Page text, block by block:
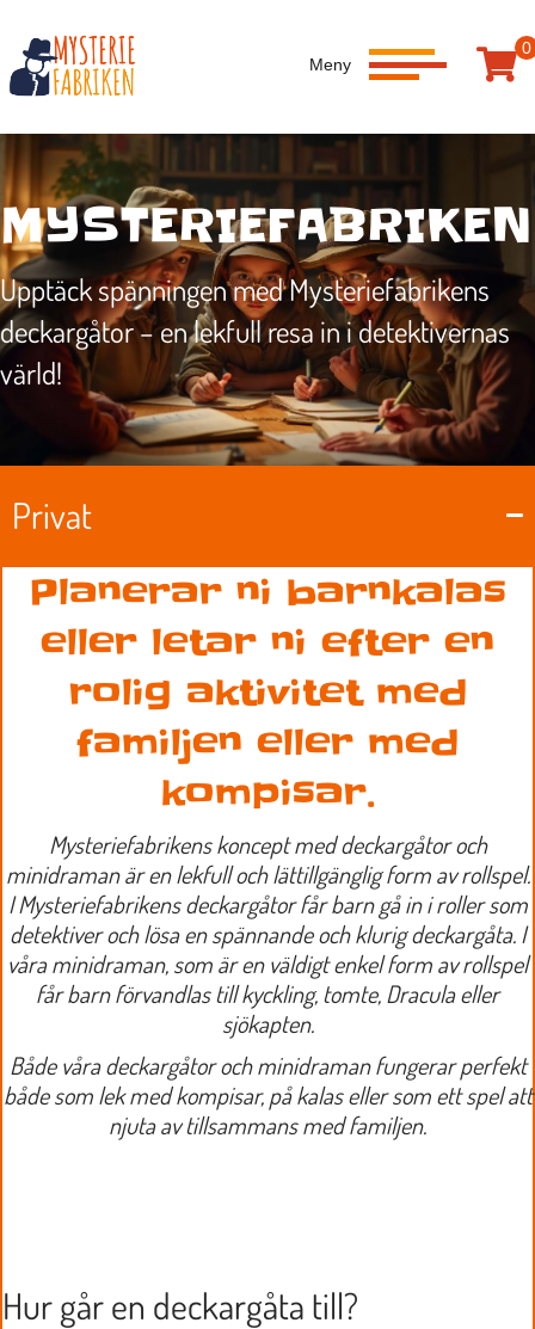
Meny
0
MYSTERIE­FABRIKEN
Upptäck spänningen med Mysteriefabrikens
deckargåtor – en lekfull resa in i detektivernas
värld!
Privat
Planerar ni barnkalas
eller letar ni efter en
rolig aktivitet med
familjen eller med
kompisar.
Mysteriefabrikens koncept med deckargåtor och
minidraman är en lekfull och lättillgänglig form av rollspel.
I Mysteriefabrikens deckargåtor får barn gå in i roller som
detektiver och lösa en spännande och klurig deckargåta. I
våra minidraman, som är en väldigt enkel form av rollspel
får barn förvandlas till kyckling, tomte, Dracula eller
sjökapten.
Både våra deckargåtor och minidraman fungerar perfekt
både som lek med kompisar, på kalas eller som ett spel att
njuta av tillsammans med familjen.
Hur går en deckargåta till?